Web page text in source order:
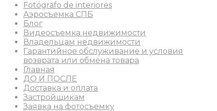
Fotógrafo de interiores
Аэросъемка СПБ
Блог
Видеосъемка недвижимости
Владельцам недвижимости
Гарантийное обслуживание и условия
возврата или обмена товара
Главная
ДО И ПОСЛЕ
Доставка и оплата
Застройщикам
Заявка на фотосъемку